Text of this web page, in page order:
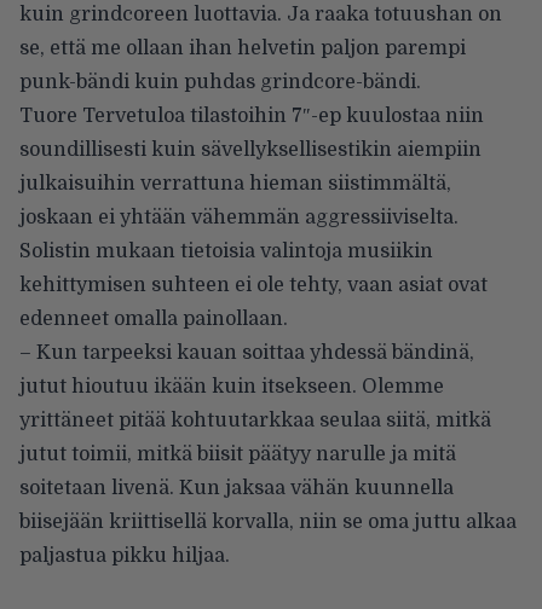
kuin grindcoreen luottavia. Ja raaka totuushan on
se, että me ollaan ihan helvetin paljon parempi
punk-bändi kuin puhdas grindcore-bändi.
Tuore Tervetuloa tilastoihin 7″-ep kuulostaa niin
soundillisesti kuin sävellyksellisestikin aiempiin
julkaisuihin verrattuna hieman siistimmältä,
joskaan ei yhtään vähemmän aggressiiviselta.
Solistin mukaan tietoisia valintoja musiikin
kehittymisen suhteen ei ole tehty, vaan asiat ovat
edenneet omalla painollaan.
– Kun tarpeeksi kauan soittaa yhdessä bändinä,
jutut hioutuu ikään kuin itsekseen. Olemme
yrittäneet pitää kohtuutarkkaa seulaa siitä, mitkä
jutut toimii, mitkä biisit päätyy narulle ja mitä
soitetaan livenä. Kun jaksaa vähän kuunnella
biisejään kriittisellä korvalla, niin se oma juttu alkaa
paljastua pikku hiljaa.